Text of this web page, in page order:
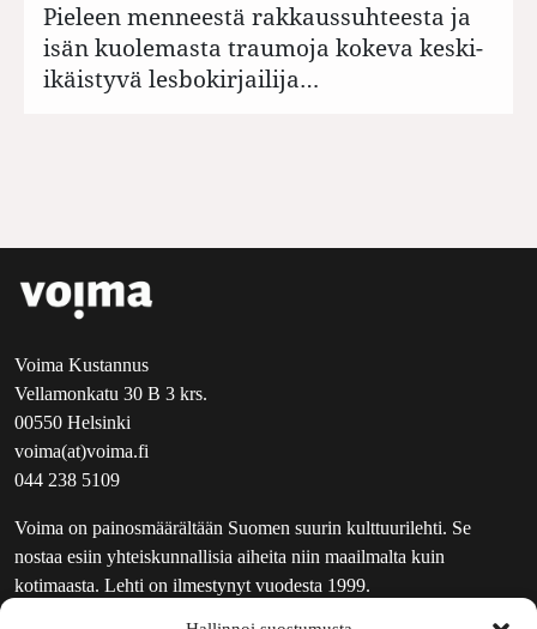
Pieleen menneestä rakkaussuhteesta ja
isän kuolemasta traumoja kokeva keski-
ikäistyvä lesbokirjailija…
Voima Kustannus
Vellamonkatu 30 B 3 krs.
00550 Helsinki
voima(at)voima.fi
044 238 5109
Voima on painosmäärältään Suomen suurin kulttuurilehti. Se
nostaa esiin yhteiskunnallisia aiheita niin maailmalta kuin
kotimaasta. Lehti on ilmestynyt vuodesta 1999.